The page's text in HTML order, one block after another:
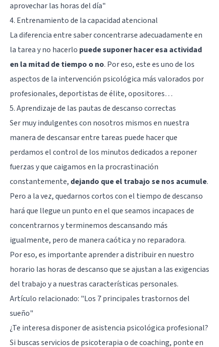
aprovechar las horas del día"
4. Entrenamiento de la capacidad atencional
La diferencia entre saber concentrarse adecuadamente en
la tarea y no hacerlo puede suponer hacer esa actividad
en la mitad de tiempo o no. Por eso, este es uno de los
aspectos de la intervención psicológica más valorados por
profesionales, deportistas de élite, opositores…
5. Aprendizaje de las pautas de descanso correctas
Ser muy indulgentes con nosotros mismos en nuestra
manera de descansar entre tareas puede hacer que
perdamos el control de los minutos dedicados a reponer
fuerzas y que caigamos en la procrastinación
constantemente, dejando que el trabajo se nos acumule.
Pero a la vez, quedarnos cortos con el tiempo de descanso
hará que llegue un punto en el que seamos incapaces de
concentrarnos y terminemos descansando más
igualmente, pero de manera caótica y no reparadora.
Por eso, es importante aprender a distribuir en nuestro
horario las horas de descanso que se ajustan a las exigencias
del trabajo y a nuestras características personales.
Artículo relacionado: "Los 7 principales trastornos del
sueño"
¿Te interesa disponer de asistencia psicológica profesional?
Si buscas servicios de psicoterapia o de coaching, ponte en